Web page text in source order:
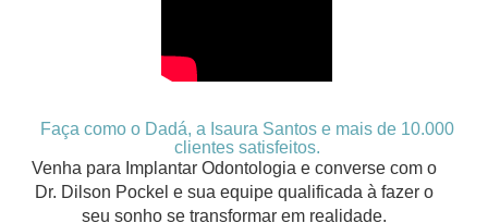
Faça como o Dadá, a Isaura Santos e mais de 10.000
clientes satisfeitos.
Venha para Implantar Odontologia e converse com o
Dr. Dilson Pockel e sua equipe qualificada à fazer o
seu sonho se transformar em realidade.